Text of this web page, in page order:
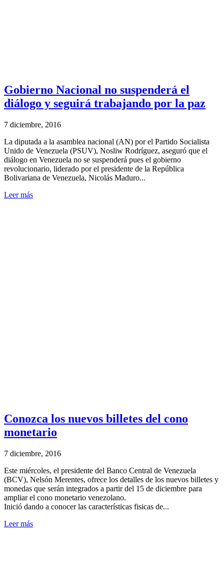
Gobierno Nacional no suspenderá el
diálogo y seguirá trabajando por la paz
7 diciembre, 2016
La diputada a la asamblea nacional (AN) por el Partido Socialista
Unido de Venezuela (PSUV), Nosliw Rodríguez, aseguró que el
diálogo en Venezuela no se suspenderá pues el gobierno
revolucionario, liderado por el presidente de la República
Bolivariana de Venezuela, Nicolás Maduro...
Leer más
Conozca los nuevos billetes del cono
monetario
7 diciembre, 2016
Este miércoles, el presidente del Banco Central de Venezuela
(BCV), Nelsón Merentes, ofrece los detalles de los nuevos billetes y
monedas que serán integrados a partir del 15 de diciembre para
ampliar el cono monetario venezolano.
Inició dando a conocer las características fisicas de...
Leer más